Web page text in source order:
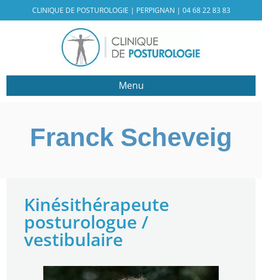
CLINIQUE DE POSTUROLOGIE | PERPIGNAN | 04 68 22 83 83
Menu
Franck Scheveig
Kinésithérapeute
posturologue /
vestibulaire